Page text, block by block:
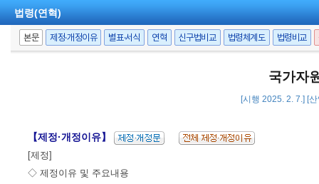
법령(연혁)
본문 제정·개정이유 별표·서식 연혁 신구법비교 법령체계도 법령비교
국가자
[시행 2025. 2. 7.] [
【제정·개정이유】
[제정]
◇ 제정이유 및 주요내용